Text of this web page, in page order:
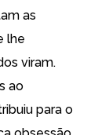
as
lhe
viram.
ao
para o